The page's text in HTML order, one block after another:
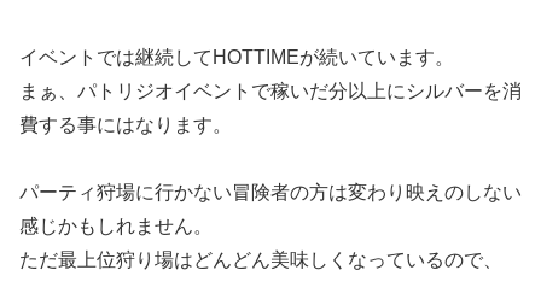
イベントでは継続してHOTTIMEが続いています。
まぁ、パトリジオイベントで稼いだ分以上にシルバーを消
費する事にはなります。
パーティ狩場に行かない冒険者の方は変わり映えのしない
感じかもしれません。
ただ最上位狩り場はどんどん美味しくなっているので、